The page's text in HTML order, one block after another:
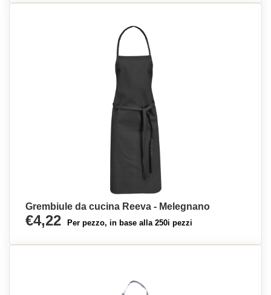
Grembiule da cucina Reeva - Melegnano
€4,22 Per pezzo, in base alla 250i pezzi